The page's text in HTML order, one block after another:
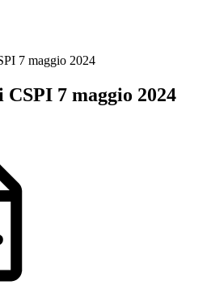
7 maggio 2024
7 maggio 2024